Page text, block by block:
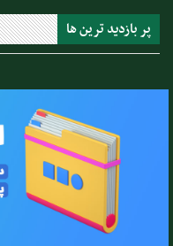
پر بازدید ترین ها